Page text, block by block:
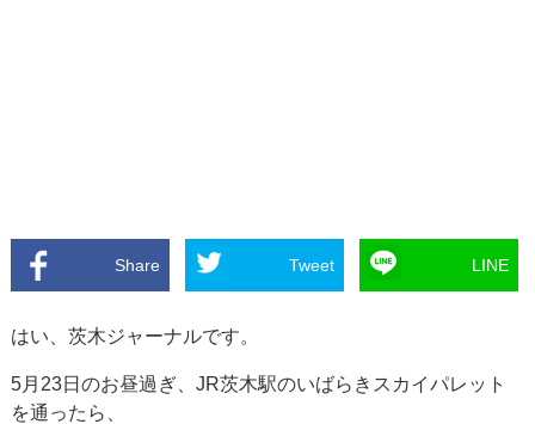
Share Tweet LINE
はい、茨木ジャーナルです。
5月23日のお昼過ぎ、JR茨木駅のいばらきスカイパレット
を通ったら、